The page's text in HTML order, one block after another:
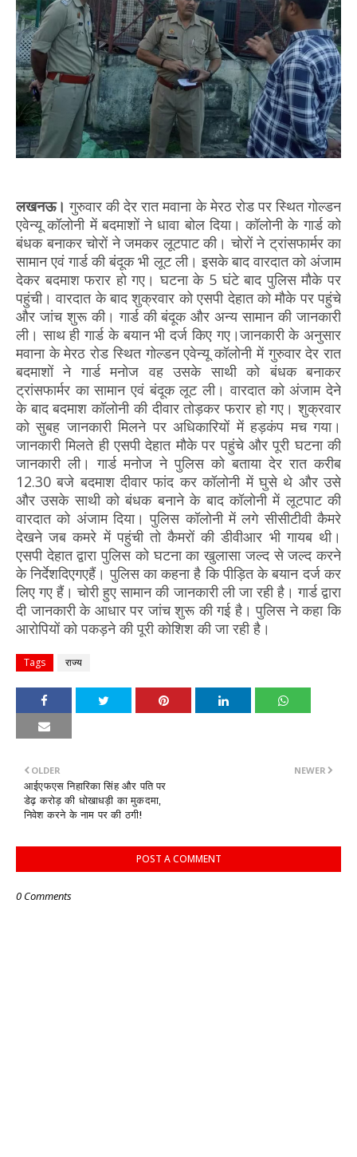
लखनऊ।गुरुवार की देर रात मवाना के मेरठ रोड पर स्थित गोल्डन
एवेन्यू कॉलोनी में बदमाशों ने धावा बोल दिया। कॉलोनी के गार्ड को
बंधक बनाकर चोरों ने जमकर लूटपाट की। चोरों ने ट्रांसफार्मर का
सामान एवं गार्ड की बंदूक भी लूट ली। इसके बाद वारदात को अंजाम
देकर बदमाश फरार हो गए। घटना के 5 घंटे बाद पुलिस मौके पर
पहुंची। वारदात के बाद शुक्रवार को एसपी देहात को मौके पर पहुंचे
और जांच शुरू की। गार्ड की बंदूक और अन्य सामान की जानकारी
ली। साथ ही गार्ड के बयान भी दर्ज किए गए।जानकारी के अनुसार
मवाना के मेरठ रोड स्थित गोल्डन एवेन्यू कॉलोनी में गुरुवार देर रात
बदमाशों ने गार्ड मनोज वह उसके साथी को बंधक बनाकर
ट्रांसफार्मर का सामान एवं बंदूक लूट ली। वारदात को अंजाम देने
के बाद बदमाश कॉलोनी की दीवार तोड़कर फरार हो गए। शुक्रवार
को सुबह जानकारी मिलने पर अधिकारियों में हड़कंप मच गया।
जानकारी मिलते ही एसपी देहात मौके पर पहुंचे और पूरी घटना की
जानकारी ली। गार्ड मनोज ने पुलिस को बताया देर रात करीब
12.30 बजे बदमाश दीवार फांद कर कॉलोनी में घुसे थे और उसे
और उसके साथी को बंधक बनाने के बाद कॉलोनी में लूटपाट की
वारदात को अंजाम दिया। पुलिस कॉलोनी में लगे सीसीटीवी कैमरे
देखने जब कमरे में पहुंची तो कैमरों की डीवीआर भी गायब थी।
एसपी देहात द्वारा पुलिस को घटना का खुलासा जल्द से जल्द करने
के निर्देशदिएगएहैं। पुलिस का कहना है कि पीड़ित के बयान दर्ज कर
लिए गए हैं। चोरी हुए सामान की जानकारी ली जा रही है। गार्ड द्वारा
दी जानकारी के आधार पर जांच शुरू की गई है। पुलिस ने कहा कि
आरोपियों को पकड़ने की पूरी कोशिश की जा रही है।
Tags राज्य
NEWER
OLDER
आईएफएस निहारिका सिंह और पति पर
डेढ़ करोड़ की धोखाधड़ी का मुकदमा,
निवेश करने के नाम पर की ठगी!
POST A COMMENT
0 Comments